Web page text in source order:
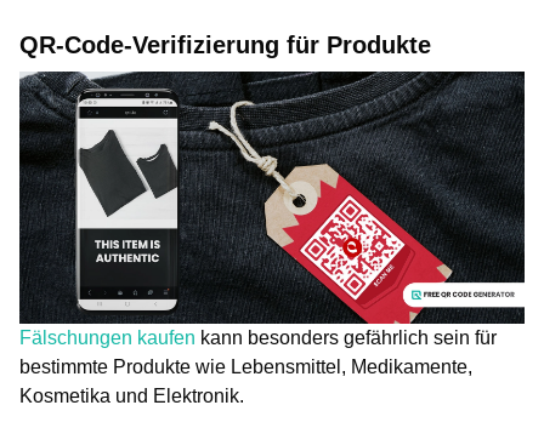
QR-Code-Verifizierung für Produkte
Fälschungen kaufen kann besonders gefährlich sein für
bestimmte Produkte wie Lebensmittel, Medikamente,
Kosmetika und Elektronik.